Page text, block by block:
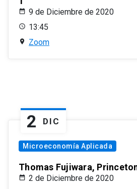
9 de Diciembre de 2020
13:45
Zoom
2 DIC
Microeconomía Aplicada
Thomas Fujiwara,
2 de Diciembre de 2020